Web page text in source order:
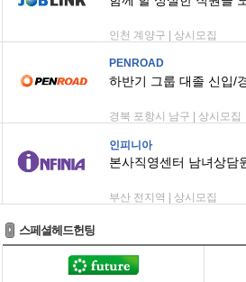
인천 계양구 | 상시모집
PENROAD
하반기 그룹 대졸 신입/
경북 포항시 남구 | 상시모집
인피니아
본사직영센터 남녀상담
부산 전지역 | 상시모집
스페셜헤드헌팅